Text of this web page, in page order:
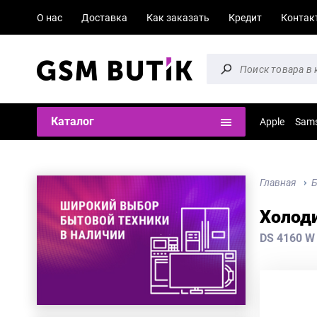
О нас Доставка Как заказать Кредит
Каталог Apple
Главная
DS 4160 W